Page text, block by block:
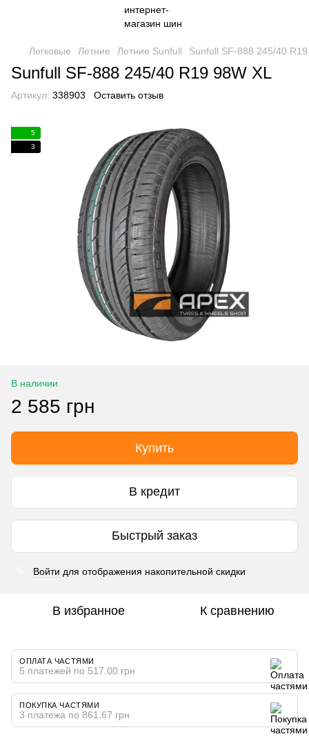
Легковые Летние Летние Sunfull Sunfull SF-888 245/40
Sunfull SF-888 245/40 R19 98W XL
Артикул: 338903 Оставить отзыв
5
3
В наличии
2 585 грн
Купить
В кредит
Быстрый заказ
Войти для отображения накопительной скидки
В избранное К сравнению
ОПЛАТА ЧАСТЯМИ
5 платежей по 517.00 грн
ПОКУПКА ЧАСТЯМИ
3 платежа по 861.67 грн